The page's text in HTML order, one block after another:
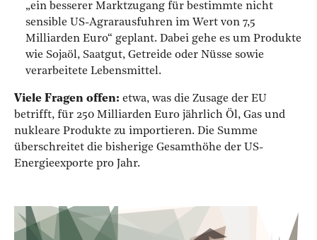
„ein besserer Marktzugang für bestimmte nicht
sensible US-Agrarausfuhren im Wert von 7,5
Milliarden Euro“ geplant. Dabei gehe es um Produkte
wie Sojaöl, Saatgut, Getreide oder Nüsse sowie
verarbeitete Lebensmittel.
Viele Fragen offen: etwa, was die Zusage der EU
betrifft, für 250 Milliarden Euro jährlich Öl, Gas und
nukleare Produkte zu importieren. Die Summe
überschreitet die bisherige Gesamthöhe der US-
Energieexporte pro Jahr.